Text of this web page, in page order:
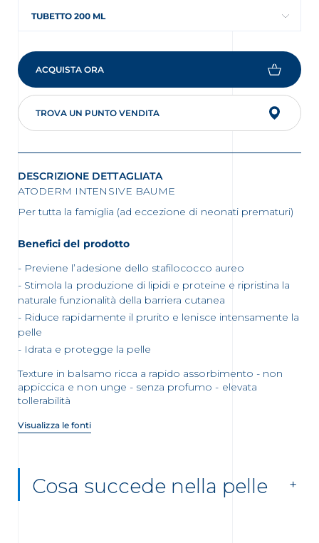
TUBETTO 200 ML
ACQUISTA ORA
TROVA UN PUNTO VENDITA
DESCRIZIONE DETTAGLIATA
ATODERM INTENSIVE BAUME
Per tutta la famiglia (ad eccezione di neonati prematuri)
Benefici del prodotto
Previene l’adesione dello stafilococco aureo
Stimola la produzione di lipidi e proteine e ripristina la
naturale funzionalità della barriera cutanea
Riduce rapidamente il prurito e lenisce intensamente la
pelle
Idrata e protegge la pelle
Texture in balsamo ricca a rapido assorbimento - non
appiccica e non unge - senza profumo - elevata
tollerabilità
Visualizza le fonti
Cosa succede nella pelle